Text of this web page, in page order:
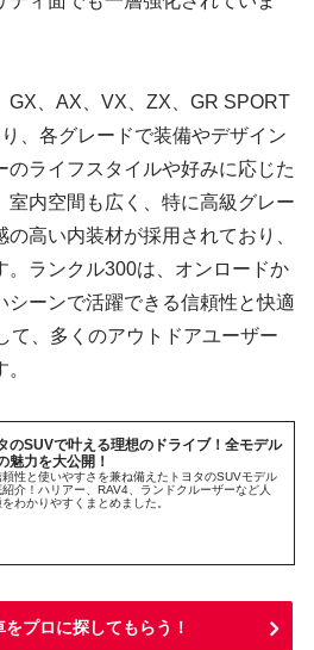
GX、AX、VX、ZX、GR SPORT
、各グレードで装備やデザイン
のライフスタイルや好みに応じた
室内空間も広く、特に高級グレー
の高い内装材が採用されており、
。ランクル300は、オンロードか
シーンで活躍できる信頼性と快適
て、多くのアウトドアユーザー
のSUVで叶える理想のドライブ！全モデル
魅力を大公開！
頼性と使いやすさを兼ね備えたトヨタのSUVモデル
紹介！ハリアー、RAV4、ランドクルーザーなど人
わかりやすくまとめました。
プロに探してもらう！